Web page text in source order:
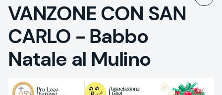
VANZONE CON SAN
CARLO - Babbo
Natale al Mulino